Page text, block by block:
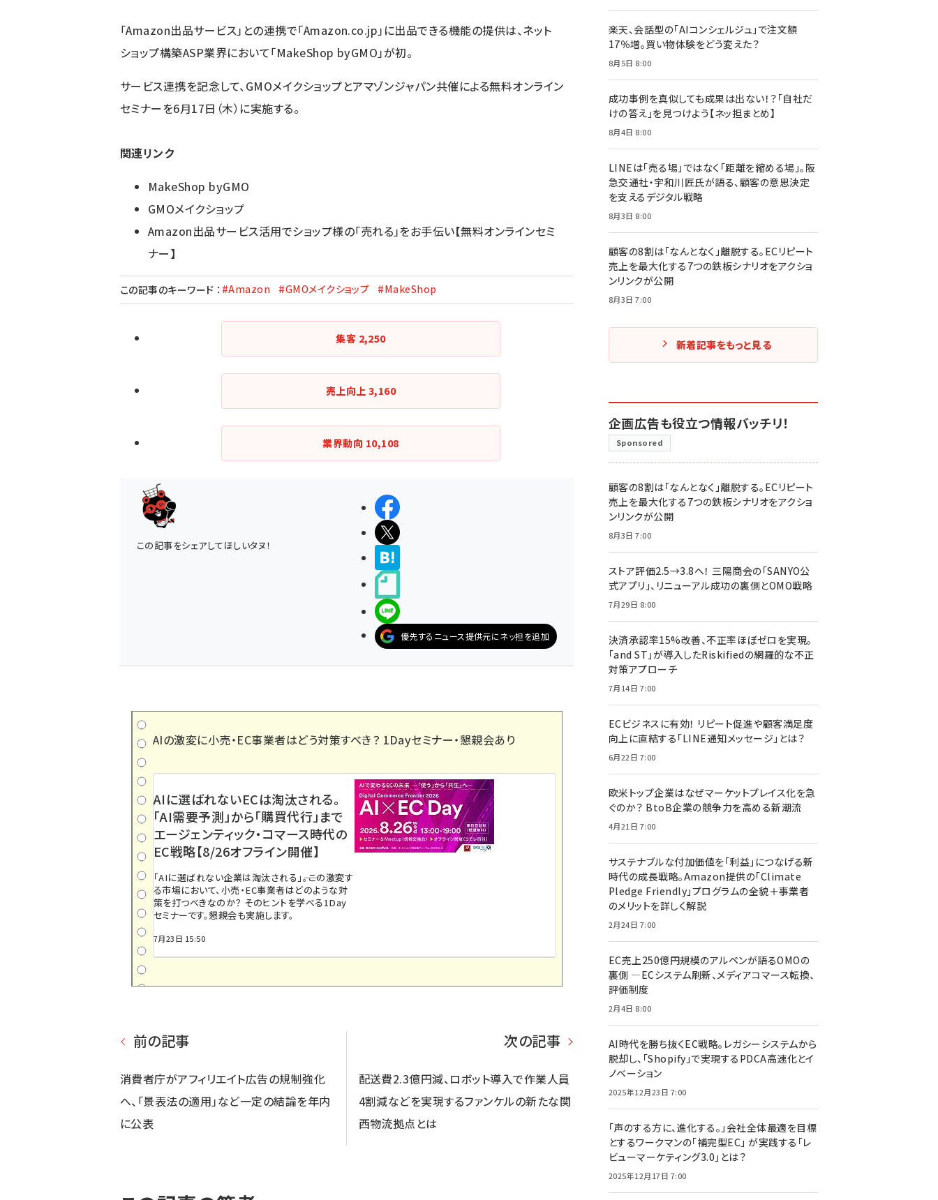
「Amazon出品サービス」との連携で「Amazon.co.jp」に出品できる機能の提供は、ネット
ショップ構築ASP業界において「MakeShop byGMO」が初。
サービス連携を記念して、GMOメイクショップとアマゾンジャパン共催による無料オンライン
セミナーを6月17日（木）に実施する。
関連リンク
MakeShop byGMO
GMOメイクショップ
Amazon出品サービス活用でショップ様の「売れる」をお手伝い【無料オンラインセミ
ナー】
この記事のキーワード ： #Amazon #GMOメイクショップ #MakeShop
集客 2,250
売上向上 3,160
業界動向 10,108
この記事をシェアしてほしいタヌ！
優先するニュース提供元にネッ担を追加
AIの激変に小売・EC事業者はどう対策すべき？ 1Dayセミナー・懇親会あり
AIに選ばれないECは淘汰される。
「AI需要予測」から「購買代行」まで
エージェンティック・コマース時代の
EC戦略【8/26オフライン開催】
「AIに選ばれない企業は淘汰される」――。この激変す
る市場において、小売・EC事業者はどのような対
策を打つべきなのか？ そのヒントを学べる1Day
セミナーです。懇親会も実施します。
7月23日 15:50
前の記事
消費者庁がアフィリエイト広告の規制強化
へ、「景表法の適用」など一定の結論を年内
に公表
次の記事
配送費2.3億円減、ロボット導入で作業人員
4割減などを実現するファンケルの新たな関
西物流拠点とは
楽天、会話型の「AIコンシェルジュ」で注文額
17％増。買い物体験をどう変えた？
8月5日 8:00
成功事例を真似しても成果は出ない！？「自社だ
けの答え」を見つけよう【ネッ担まとめ】
8月4日 8:00
LINEは「売る場」ではなく「距離を縮める場」。阪
急交通社・宇和川匠氏が語る、顧客の意思決定
を支えるデジタル戦略
8月3日 8:00
顧客の8割は「なんとなく」離脱する。ECリピート
売上を最大化する7つの鉄板シナリオをアクショ
ンリンクが公開
8月3日 7:00
新着記事をもっと見る
企画広告も役立つ情報バッチリ！
Sponsored
顧客の8割は「なんとなく」離脱する。ECリピート
売上を最大化する7つの鉄板シナリオをアクショ
ンリンクが公開
8月3日 7:00
ストア評価2.5→3.8へ！ 三陽商会の「SANYO公
式アプリ」、リニューアル成功の裏側とOMO戦略
7月29日 8:00
決済承認率15%改善、不正率ほぼゼロを実現。
「and ST」が導入したRiskifiedの網羅的な不正
対策アプローチ
7月14日 7:00
ECビジネスに有効！ リピート促進や顧客満足度
向上に直結する「LINE通知メッセージ」とは？
6月22日 7:00
欧米トップ企業はなぜマーケットプレイス化を急
ぐのか？ BtoB企業の競争力を高める新潮流
4月21日 7:00
サステナブルな付加価値を「利益」につなげる新
時代の成長戦略。Amazon提供の「Climate
Pledge Friendly」プログラムの全貌＋事業者
のメリットを詳しく解説
2月24日 7:00
EC売上250億円規模のアルペンが語るOMOの
裏側 ―ECシステム刷新、メディアコマース転換、
評価制度
2月4日 8:00
AI時代を勝ち抜くEC戦略。レガシーシステムから
脱却し、「Shopify」で実現するPDCA高速化とイ
ノベーション
2025年12月23日 7:00
「声のする方に、進化する。」会社全体最適を目標
とするワークマンの「補完型EC」 が実践する「レ
ビューマーケティング3.0」とは？
2025年12月17日 7:00